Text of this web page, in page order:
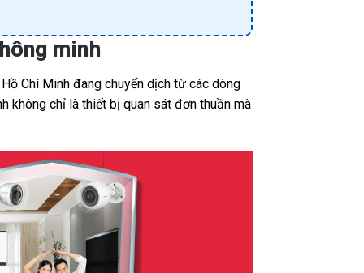
minh
Chí Minh đang chuyển dịch từ các dòng
không chỉ là thiết bị quan sát đơn thuần mà